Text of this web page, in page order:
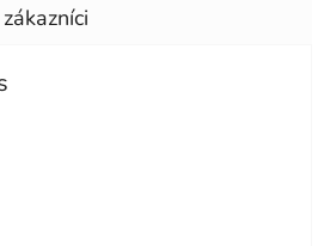
5 z 5 hviezdičiek.
5 z 5 hviezdičiek.